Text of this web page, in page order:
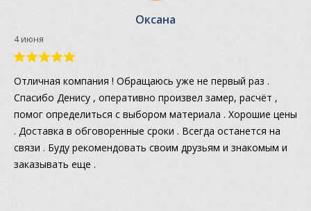
Оксана
4 июня
Отличная компания ! Обращаюсь уже не первый раз .
Спасибо Денису , оперативно произвел замер, расчёт ,
помог определиться с выбором материала . Хорошие цены
. Доставка в обговоренные сроки . Всегда останется на
связи . Буду рекомендовать своим друзьям и знакомым и
заказывать еще .